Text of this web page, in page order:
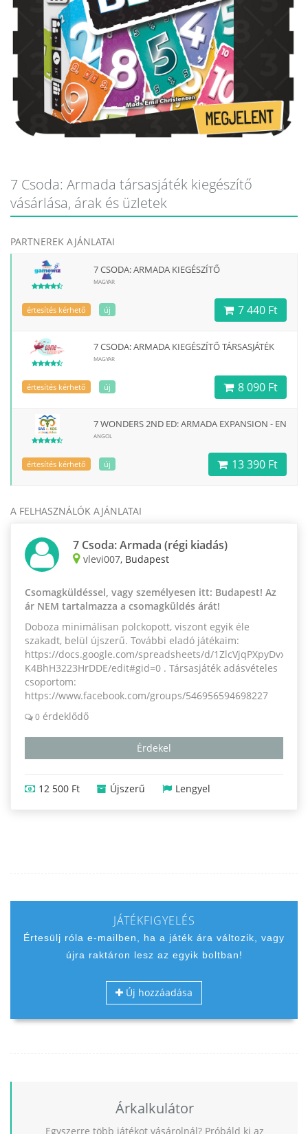
7 Csoda: Armada társasjáték kiegészítő
vásárlása, árak és üzletek
PARTNEREK AJÁNLATAI
7 CSODA: ARMADA KIEGÉSZÍTŐ
MAGYAR
értesítés kérhető új 7 440 Ft
7 CSODA: ARMADA KIEGÉSZÍTŐ TÁRSASJÁTÉK
MAGYAR
értesítés kérhető új 8 090 Ft
7 WONDERS 2ND ED: ARMADA EXPANSION - EN
ANGOL
értesítés kérhető új 13 390 Ft
A FELHASZNÁLÓK AJÁNLATAI
7 Csoda: Armada (régi kiadás)
vlevi007, Budapest
Csomagküldéssel, vagy személyesen itt: Budapest! Az
ár NEM tartalmazza a csomagküldés árát!
Doboza minimálisan polckopott, viszont egyik éle
szakadt, belül újszerű. További eladó játékaim:
https://docs.google.com/spreadsheets/d/
K4BhH3223HrDDE/edit#gid=0 . Társasjáték adásvételes
csoportom:
https://www.facebook.com/groups/546956594698227
0 érdeklődő
Érdekel
12 500 Ft Újszerű Lengyel
JÁTÉKFIGYELÉS
Értesülj róla e-mailben, ha a játék ára változik, vagy
újra raktáron lesz az egyik boltban!
Új hozzáadása
Árkalkulátor
Egyszerre több játékot vásárolnál? Próbáld ki az